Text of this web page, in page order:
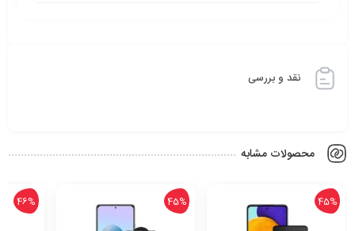
نقد و بررسی
محصولات مشابه
45%
45%
46%